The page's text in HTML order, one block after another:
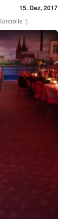
15. Dez, 2017
:)